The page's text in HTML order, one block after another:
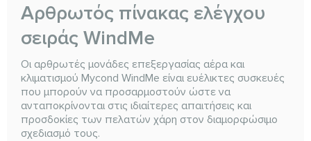
Αρθρωτός πίνακας ελέγχου
σειράς WindMe
Οι αρθρωτές μονάδες επεξεργασίας αέρα και
κλιματισμού Mycond WindMe είναι ευέλικτες συσκευές
που μπορούν να προσαρμοστούν ώστε να
ανταποκρίνονται στις ιδιαίτερες απαιτήσεις και
προσδοκίες των πελατών χάρη στον διαμορφώσιμο
σχεδιασμό τους.